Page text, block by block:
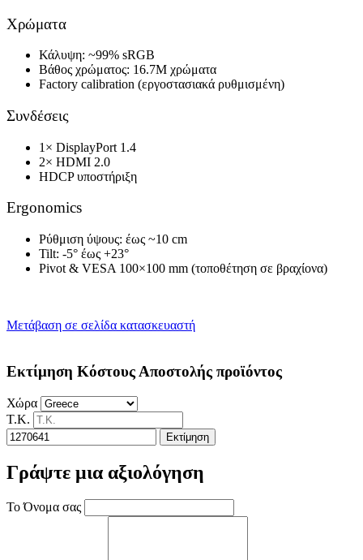
Χρώματα
Κάλυψη: ~99% sRGB
Βάθος χρώματος: 16.7M χρώματα
Factory calibration (εργοστασιακά ρυθμισμένη)
Συνδέσεις
1× DisplayPort 1.4
2× HDMI 2.0
HDCP υποστήριξη
Ergonomics
Ρύθμιση ύψους: έως ~10 cm
Tilt: -5° έως +23°
Pivot & VESA 100×100 mm (τοποθέτηση σε βραχίονα)
Μετάβαση σε σελίδα κατασκευαστή
Εκτίμηση Κόστους Αποστολής προϊόντος
Χώρα
Τ.Κ.
Εκτίμηση
Γράψτε μια αξιολόγηση
Το Όνομα σας